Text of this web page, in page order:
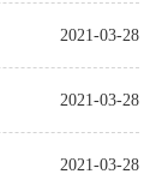
2021-03-28
2021-03-28
2021-03-28